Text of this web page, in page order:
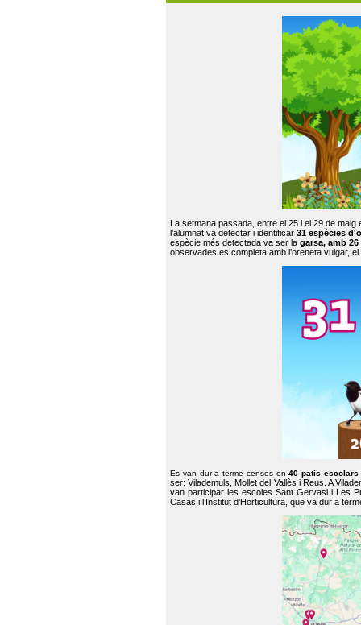
La setmana passada, entre el 25 i el 29 de
l'alumnat va detectar i identificar 31 espècies
espècie més detectada va ser la garsa, amb
observades es completa amb l’oreneta vulgar,
Es van dur a terme censos en40 patis escolars
ser: Vilademuls, Mollet del Vallès i Reus. A
van participar les escoles Sant Gervasi i Les
Casas i l’Institut d’Horticultura, que va dur a